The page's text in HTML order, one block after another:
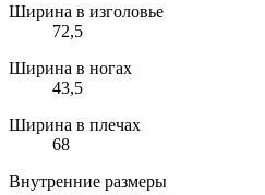
Ширина в изголовье
72,5
Ширина в ногах
43,5
Ширина в плечах
68
Внутренние размеры